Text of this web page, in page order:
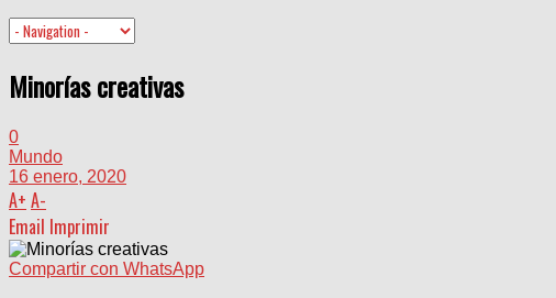
Minorías creativas
0
Mundo
16 enero, 2020
A+ A-
Email Imprimir
Compartir con WhatsApp